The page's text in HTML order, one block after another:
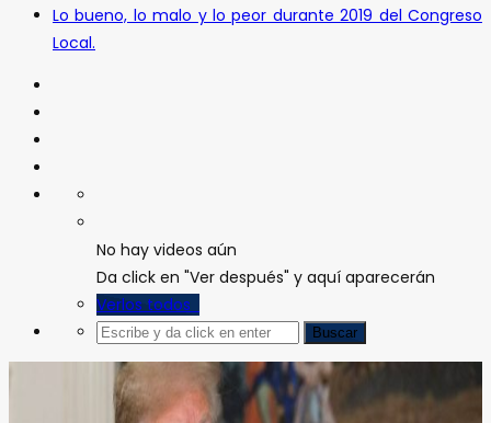
Lo bueno, lo malo y lo peor durante 2019 del Congreso
Local.
No hay videos aún
Da click en "Ver después" y aquí aparecerán
Verlos todos